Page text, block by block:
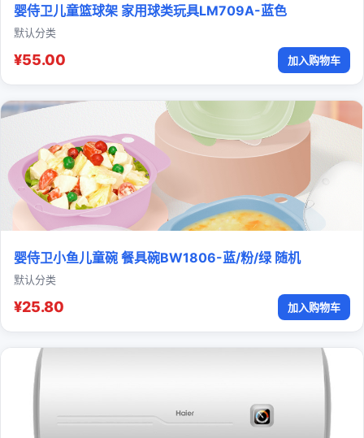
婴侍卫儿童篮球架 家用球类玩具LM709A-蓝色
默认分类
¥55.00 加入购物车
婴侍卫小鱼儿童碗 餐具碗BW1806-蓝/粉/绿 随机
默认分类
¥25.80 加入购物车